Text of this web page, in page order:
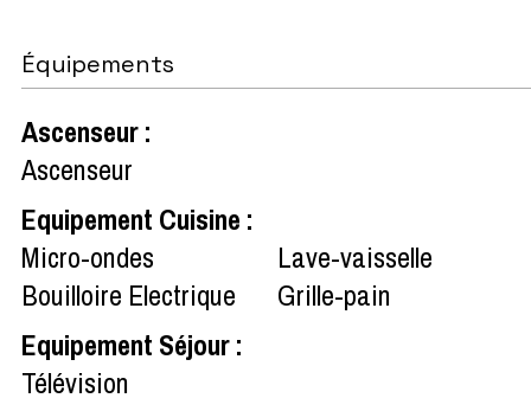
Équipements
Ascenseur:
Ascenseur
Equipement Cuisine :
Micro-ondes
Lave-vaisselle
Bouilloire Electrique
Grille-pain
Equipement Séjour:
Télévision